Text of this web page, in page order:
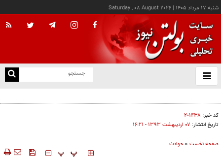
شنبه ۱۷ مرداد ۱۴۰۵ |
Saturday , 08 August 2026
باز
و
کد خبر: ۲۰۱۴۳۸
تاریخ انتشار: ۰۷ ارديبهشت ۱۳۹۳ - ۱۶:۲۱
صفحه نخست »حوادث
‍‍‍ پ پ